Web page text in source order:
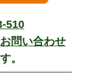
510
お問い合わせ
。